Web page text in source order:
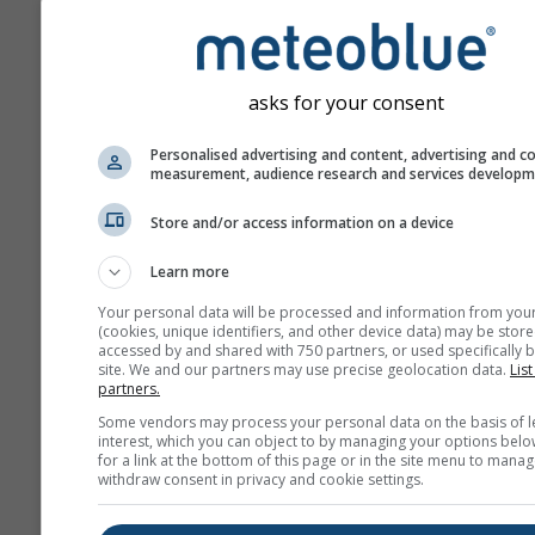
ჩვენ არ ვაზიარებთ თქვენს
აღწერილია ჩვენს
მისამართი ხელმისაწვდომი
meteoblue სერვისებშიც.
მეტი ამინდის მონაცემი
asks for your consent
Personalised advertising and content, advertising and
measurement, audience research and services
Store and/or access information on a device
Learn more
Your personal data will be processed and information from
(cookies, unique identifiers, and other device data) may be
accessed by and shared with 750 partners, or used specifically
site. We and our partners may use precise geolocation data.
partners.
Some vendors may process your personal data on the basis of
interest, which you can object to by managing your options
for a link at the bottom of this page or in the site menu to
withdraw consent in privacy and cookie settings.